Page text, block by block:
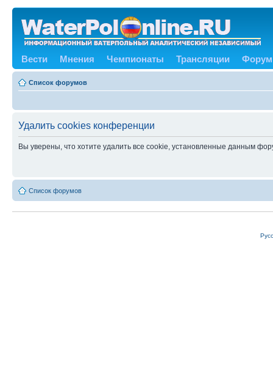
Вести Мнения Чемпионаты Трансляции Форум
Список форумов
Удалить cookies конференции
Вы уверены, что хотите удалить все cookie, установленные данным
Список форумов